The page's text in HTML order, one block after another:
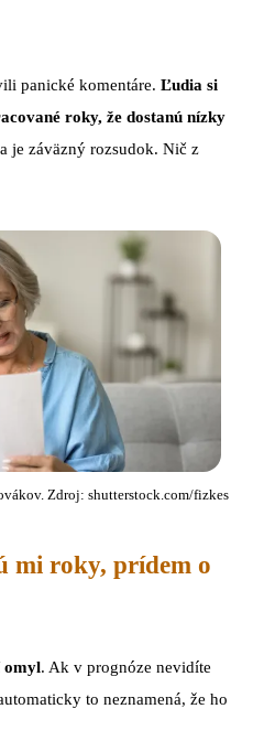
panické komentáre. Ľudia si
roky, že dostanú nízky
je záväzný rozsudok. Nič z
Zdroj: shutterstock.com/fizkes
mi roky, prídem o
omyl. Ak v prognóze nevidíte
to neznamená, že ho